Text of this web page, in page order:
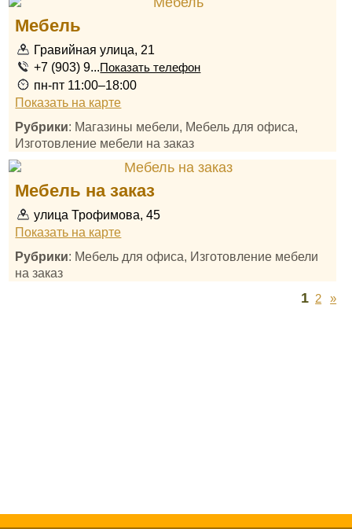
Мебель
Гравийная улица, 21
+7 (903) 9...Показать телефон
пн-пт 11:00–18:00
Показать на карте
Рубрики: Магазины мебели, Мебель для офиса,
Изготовление мебели на заказ
Мебель на заказ
улица Трофимова, 45
Показать на карте
Рубрики: Мебель для офиса, Изготовление мебели
на заказ
1 2 »